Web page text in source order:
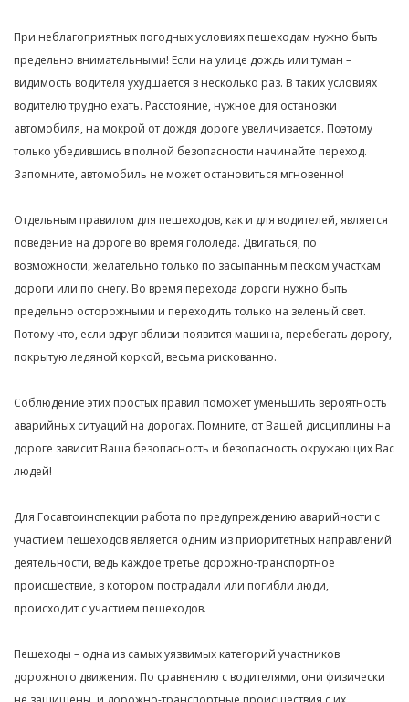
При неблагоприятных погодных условиях пешеходам нужно быть
предельно внимательными! Если на улице дождь или туман –
видимость водителя ухудшается в несколько раз. В таких условиях
водителю трудно ехать. Расстояние, нужное для остановки
автомобиля, на мокрой от дождя дороге увеличивается. Поэтому
только убедившись в полной безопасности начинайте переход.
Запомните, автомобиль не может остановиться мгновенно!
Отдельным правилом для пешеходов, как и для водителей, является
поведение на дороге во время гололеда. Двигаться, по
возможности, желательно только по засыпанным песком участкам
дороги или по снегу. Во время перехода дороги нужно быть
предельно осторожными и переходить только на зеленый свет.
Потому что, если вдруг вблизи появится машина, перебегать дорогу,
покрытую ледяной коркой, весьма рискованно.
Соблюдение этих простых правил поможет уменьшить вероятность
аварийных ситуаций на дорогах. Помните, от Вашей дисциплины на
дороге зависит Ваша безопасность и безопасность окружающих Вас
людей!
Для Госавтоинспекции работа по предупреждению аварийности с
участием пешеходов является одним из приоритетных направлений
деятельности, ведь каждое третье дорожно-транспортное
происшествие, в котором пострадали или погибли люди,
происходит с участием пешеходов.
Пешеходы – одна из самых уязвимых категорий участников
дорожного движения. По сравнению с водителями, они физически